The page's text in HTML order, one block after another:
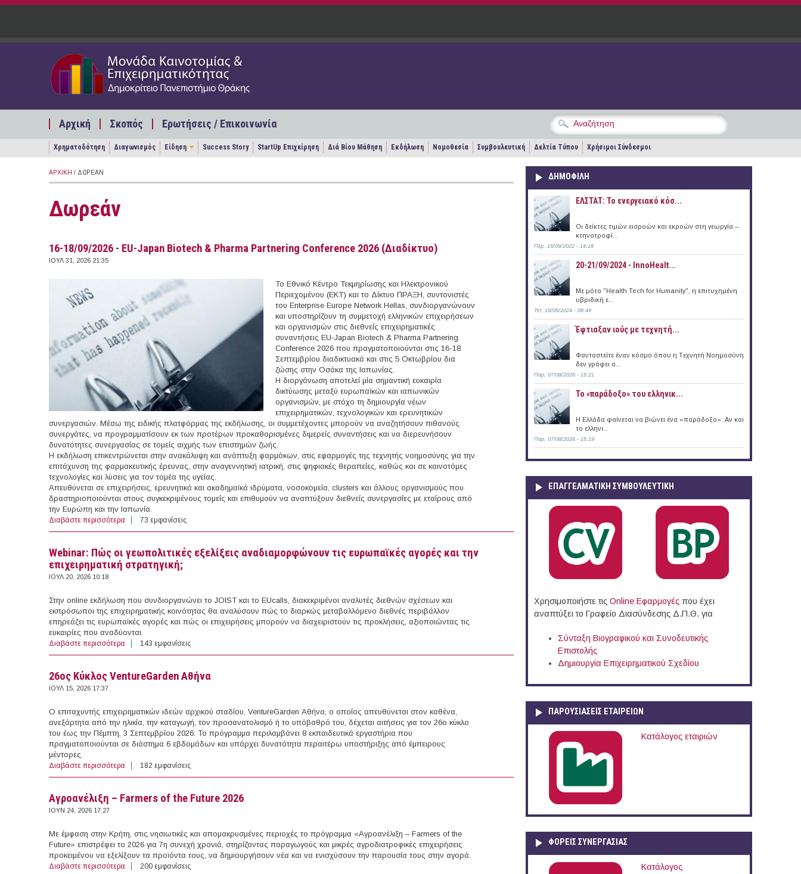
Παράκαμψη προς το κυρίως περιεχόμενο
Αρχική Σκοπός Ερωτήσεις / Επικοινωνία
Χρηματοδότηση Διαγωνισμός Είδηση Success Story StartUp Επιχείρηση Διά Βίου Μάθηση Εκδήλωση Νομοθεσία Συμβουλευτική Δελτία Τύπου Χρήσιμοι Σύνδεσμοι
ΑΡΧΙΚΉ / ΔΩΡΕΆΝ
Δωρεάν
16-18/09/2026 - EU-Japan Biotech & Pharma Partnering Conference 2026 (Διαδίκτυο)
ΙΟΥΛ 31, 2026 21:35
Το Εθνικό Κέντρο Τεκμηρίωσης και Ηλεκτρονικού
Περιεχομένου (ΕΚΤ) και το Δίκτυο ΠΡΑΞΗ, συντονιστές
του Enterprise Europe Network Hellas, συνδιοργανώνουν
και υποστηρίζουν τη συμμετοχή ελληνικών επιχειρήσεων
και οργανισμών στις διεθνείς επιχειρηματικές
συναντήσεις EU-Japan Biotech & Pharma Partnering
Conference 2026 που πραγματοποιούνται στις 16-18
Σεπτεμβρίου διαδικτυακά και στις 5 Οκτωβρίου δια
ζώσης στην Οσάκα της Ιαπωνίας.
Η διοργάνωση αποτελεί μία σημαντική ευκαιρία
δικτύωσης μεταξύ ευρωπαϊκών και ιαπωνικών
οργανισμών, με στόχο τη δημιουργία νέων
επιχειρηματικών, τεχνολογικών και ερευνητικών
συνεργασιών. Μέσω της ειδικής πλατφόρμας της εκδήλωσης, οι συμμετέχοντες μπορούν να αναζητήσουν πιθανούς
συνεργάτες, να προγραμματίσουν εκ των προτέρων προκαθορισμένες διμερείς συναντήσεις και να διερευνήσουν
δυνατότητες συνεργασίας σε τομείς αιχμής των επιστημών ζωής.
Η εκδήλωση επικεντρώνεται στην ανακάλυψη και ανάπτυξη φαρμάκων, στις εφαρμογές της τεχνητής νοημοσύνης για την
επιτάχυνση της φαρμακευτικής έρευνας, στην αναγεννητική ιατρική, στις ψηφιακές θεραπείες, καθώς και σε καινοτόμες
τεχνολογίες και λύσεις για τον τομέα της υγείας.
Απευθύνεται σε επιχειρήσεις, ερευνητικά και ακαδημαϊκά ιδρύματα, νοσοκομεία, clusters και άλλους οργανισμούς που
δραστηριοποιούνται στους συγκεκριμένους τομείς και επιθυμούν να αναπτύξουν διεθνείς συνεργασίες με εταίρους από
την Ευρώπη και την Ιαπωνία.
Διαβάστε περισσότερα για 16-18/09/2026 - EU-Japan Biotech & Pharma Partnering Conference 2026 (Διαδίκτυο)
73 εμφανίσεις
Webinar: Πώς οι γεωπολιτικές εξελίξεις αναδιαμορφώνουν τις ευρωπαϊκές αγορές και την
επιχειρηματική στρατηγική;
ΙΟΥΛ 20, 2026 10:18
Στην online εκδήλωση που συνδιοργανώνει το JOIST και το EUcalls, διακεκριμένοι αναλυτές διεθνών σχέσεων και
εκπρόσωποι της επιχειρηματικής κοινότητας θα αναλύσουν πώς το διαρκώς μεταβαλλόμενο διεθνές περιβάλλον
επηρεάζει τις ευρωπαϊκές αγορές και πώς οι επιχειρήσεις μπορούν να διαχειριστούν τις προκλήσεις, αξιοποιώντας τις
ευκαιρίες που αναδύονται.
Διαβάστε περισσότερα για Webinar: Πώς οι γεωπολιτικές εξελίξεις αναδιαμορφώνουν τις ευρωπαϊκές αγορές και την επιχειρηματική στρατηγική;
143 εμφανίσεις
26ος Κύκλος VentureGarden Αθήνα
ΙΟΥΛ 15, 2026 17:37
Ο επιταχυντής επιχειρηματικών ιδεών αρχικού σταδίου, VentureGarden Αθήνα, ο οποίος απευθύνεται στον καθένα,
ανεξάρτητα από την ηλικία, την καταγωγή, τον προσανατολισμό ή το υπόβαθρό του, δέχεται αιτήσεις για τον 26ο κύκλο
του έως την Πέμπτη, 3 Σεπτεμβρίου 2026. Το πρόγραμμα περιλαμβάνει 8 εκπαιδευτικά εργαστήρια που
πραγματοποιούνται σε διάστημα 6 εβδομάδων και υπάρχει δυνατότητα περαιτέρω υποστήριξης από έμπειρους
μέντορες.
Διαβάστε περισσότερα για 26ος Κύκλος VentureGarden Αθήνα
182 εμφανίσεις
Αγροανέλιξη – Farmers of the Future 2026
ΙΟΥΝ 24, 2026 17:27
Με έμφαση στην Κρήτη, στις νησιωτικές και απομακρυσμένες περιοχές το πρόγραμμα «Αγροανέλιξη – Farmers of the
Future» επιστρέφει το 2026 για 7η συνεχή χρονιά, στηρίζοντας παραγωγούς και μικρές αγροδιατροφικές επιχειρήσεις
προκειμένου να εξελίξουν τα προϊόντα τους, να δημιουργήσουν νέα και να ενισχύσουν την παρουσία τους στην αγορά.
Διαβάστε περισσότερα για Αγροανέλιξη – Farmers of the Future 2026
200 εμφανίσεις
ΔΗΜΟΦΙΛΗ
ΕΛΣΤΑΤ: Το ενεργειακό κόσ...
Οι δείκτες τιμών εισροών και εκροών στη γεωργία –
κτηνοτροφί...
Πέμ, 15/09/2022 - 14:18
20-21/09/2024 - InnoHealt...
Με μότο "Health Tech for Humanity", η επιτυχημένη
υβριδική ε...
Τετ, 15/05/2024 - 08:49
Έφτιαξαν ιούς με τεχνητή...
Φανταστείτε έναν κόσμο όπου η Tεχνητή Nοημοσύνη
δεν γράφει α...
Παρ, 07/08/2026 - 15:21
Το «παράδοξο» του ελληνικ...
Η Ελλάδα φαίνεται να βιώνει ένα «παράδοξο»: Αν και
το ελληνι...
Παρ, 07/08/2026 - 15:19
ΕΠΑΓΓΕΛΜΑΤΙΚΉ ΣΥΜΒΟΥΛΕΥΤΙΚΉ
Χρησιμοποιήστε τις Online Eφαρμογές που έχει
αναπτύξει το Γραφείο Διασύνδεσης Δ.Π.Θ. για
Σύνταξη Βιογραφικού και Συνοδευτικής
Επιστολής
Δημιουργία Επιχειρηματικού Σχεδίου
ΠΑΡΟΥΣΙΆΣΕΙΣ ΕΤΑΙΡΕΙΏΝ
Κατάλογος εταιριών
ΦΟΡΕΙΣ ΣΥΝΕΡΓΑΣΙΑΣ
Κατάλογος